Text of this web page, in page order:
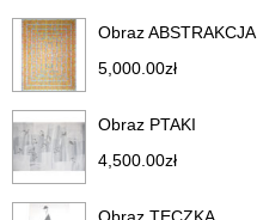
Obraz ABSTRAKCJA
5,000.00zł
Obraz PTAKI
4,500.00zł
Obraz TECZKA